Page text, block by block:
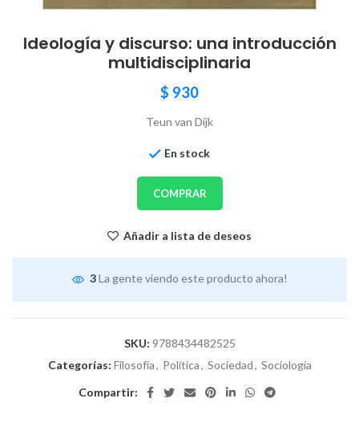
Ideología y discurso: una introducción
multidisciplinaria
$ 930
Teun van Dijk
En stock
COMPRAR
Añadir a lista de deseos
3 La gente viendo este producto ahora!
SKU: 9788434482525
Categorías: Filosofía, Política, Sociedad, Sociología
Compartir: